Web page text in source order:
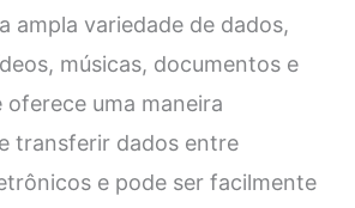
ampla variedade de dados,
músicas, documentos e
oferece uma maneira
transferir dados entre
e pode ser facilmente